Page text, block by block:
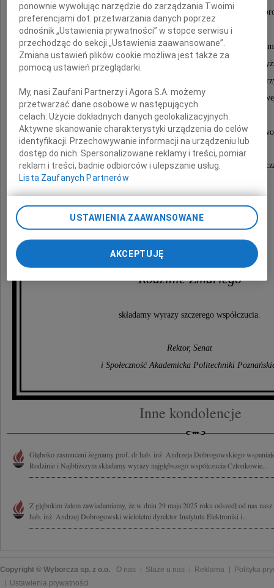
Pan Profesor był członkiem komitetów organizacyjnych i
wielu konferencji naukowych,
autorem publikacji, artykułów i referatów o zasięgu krajowym i
Za swoje zasługi dla rozwoju nauki i szkolnictwa
był wielokrotnie odznaczany i wyróżniany, m.in.: Złotym
Nagrodą Zespołową Ministra Edukacji
oraz Nagrodą Prezesa Rady Ministrów
stopnia II w kategorii "Wybitne krajowe osiągnięcia
Żegnamy uznanego i oddanego swej pracy
zaangażowanego w sprawy i rozwój Uczelni,
życzliwego i serdecznego kolegę,
Rodzinie Zmarłego
składamy wyrazy szczerego współczucia.
Rektor, Senat
i Społeczność Akademicka Politechniki
Inne kondolencje
Głęboko zasmuceni żegnamy prof. dr hab. inż. Andrzeja Dobrogowskiego
Rodzinie i Najbliższym składamy wyrazy najgłębszego współczucia Członkowie...
Z głębokim żalem zawiadamiamy, że w dniu 29 maja 2025 roku odszedł od nas
hab. inż. Andrzej Dobrogowski wieloletni dyrektor Instytutu Elektroniki i...
Copyright © Wyborcza sp. z o.o. O nas Staże u nas Reklama
Polityka
Ustawienia prywatności
ponownie wywołując narzędzie do zarządzania Twoimi
preferencjami dot. przetwarzania danych poprzez
odnośnik „Ustawienia prywatności” w stopce serwisu i
przechodząc do sekcji „Ustawienia zaawansowane”.
Zmiana ustawień plików cookie możliwa jest także za
pomocą ustawień przeglądarki.
My, nasi Zaufani Partnerzy i Agora S.A. możemy
przetwarzać dane osobowe w następujących
celach:Użycie dokładnych danych geolokalizacyjnych.
Aktywne skanowanie charakterystyki urządzenia do celów
identyfikacji. Przechowywanie informacji na urządzeniu lub
dostęp do nich. Spersonalizowane reklamy i treści, pomiar
reklam i treści, badnie odbiorców i ulepszanie usług.
Lista Zaufanych Partnerów
USTAWIENIA ZAAWANSOWANE
AKCEPTUJĘ